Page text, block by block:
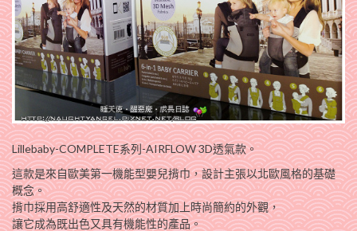
Lillebaby-COMPLETE系列-AIRFLOW 3D透氣款。
這款是來自歐美第一機能型嬰兒揹巾，設計主張以北歐風格的基礎
概念。
揹巾採用高舒適性及天然的材質加上時尚簡約的外觀，
讓它成為既出色又具有機能性的產品。